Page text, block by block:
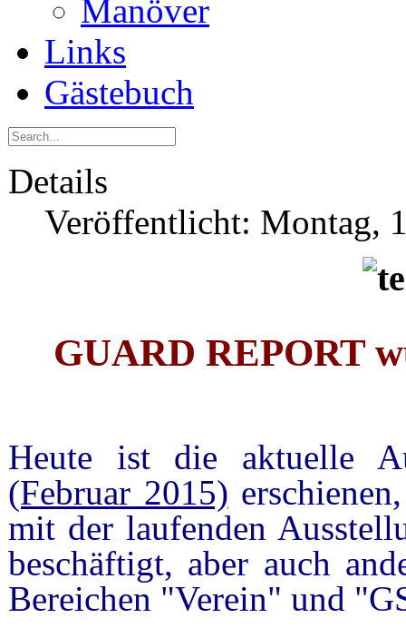
Manöver
Links
Gästebuch
Details
Veröffentlicht: Montag,
GUARD REPORT
Heute ist die aktuelle
(Februar 2015)
mit der laufenden
beschäftigt, aber auch
Bereichen "Verein" und